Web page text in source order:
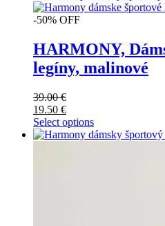
-50% OFF
HARMONY,
legíny, malinové
39.00€
19.50 €
Select options